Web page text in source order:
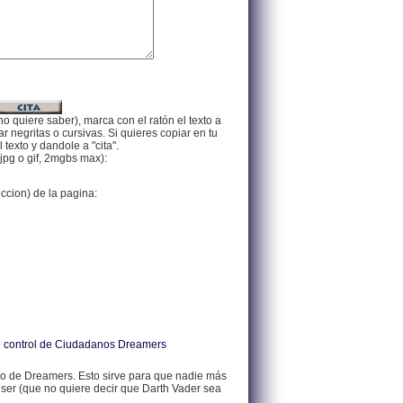
quiere saber), marca con el ratón el texto a
negritas o cursivas. Si quieres copiar en tu
y dandole a "cita".
o gif, 2mgbs max):
de la pagina:
de Ciudadanos Dreamers
de Dreamers. Esto sirve para que nadie más
(que no quiere decir que Darth Vader sea